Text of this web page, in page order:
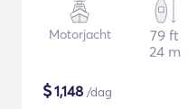
Motorjacht
79 ft
24 m
$1,148 /dag